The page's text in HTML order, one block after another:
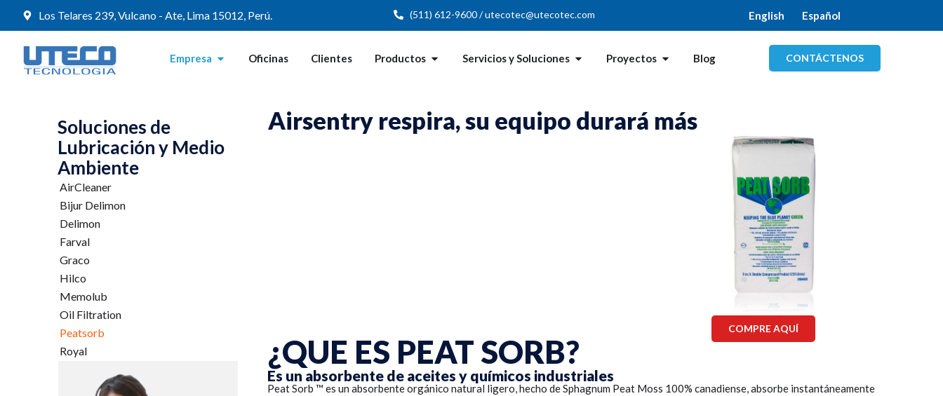
Los Telares 239, Vulcano - Ate, Lima 15012, Perú. (511) 612-9600 / utecotec@utecotec.com English Español
Empresa Oficinas Clientes Productos Servicios y Soluciones Proyectos Blog CONTÁCTENOS
Soluciones de
Lubricación y Medio
Ambiente
AirCleaner
Bijur Delimon
Delimon
Farval
Graco
Hilco
Memolub
Oil Filtration
Peatsorb
Royal
Airsentry respira, su equipo durará más
COMPRE AQUÍ
¿QUE ES PEAT SORB?
Es un absorbente de aceites y químicos industriales
Peat Sorb ™ es un absorbente orgánico natural ligero, hecho de Sphagnum Peat Moss 100% canadiense, absorbe instantáneamente